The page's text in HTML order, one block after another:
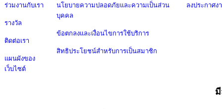
ร่วมงานกับเรา
รางวัล
ติดต่อเรา
แผนผังของ
เว็บไซต์
นโยบายความปลอดภัยและความเป็นส่วน
บุคคล
ข้อตกลงและเงื่อนไขการใช้บริการ
สิทธิประโยชน์สำหรับการเป็นสมาชิก
ลงประกาศง